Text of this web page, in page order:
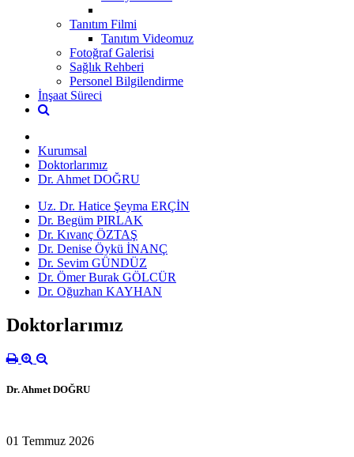
Tanıtım Filmi
Tanıtım Videomuz
Fotoğraf Galerisi
Sağlık Rehberi
Personel Bilgilendirme
İnşaat Süreci
Kurumsal
Doktorlarımız
Dr. Ahmet DOĞRU
Uz. Dr. Hatice Şeyma ERÇİN
Dr. Begüm PIRLAK
Dr. Kıvanç ÖZTAŞ
Dr. Denise Öykü İNANÇ
Dr. Sevim GÜNDÜZ
Dr. Ömer Burak GÖLCÜR
Dr. Oğuzhan KAYHAN
Doktorlarımız
Dr. Ahmet DOĞRU
01 Temmuz 2026